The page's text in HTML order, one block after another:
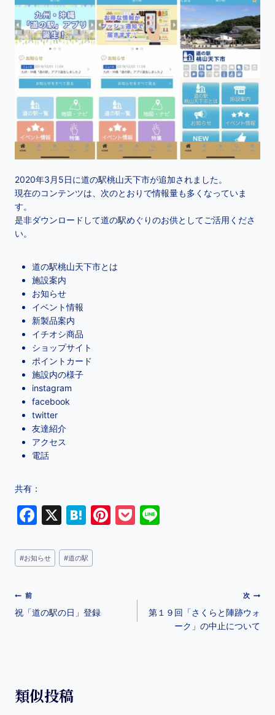
2020年3月5日に道の駅桃山天下市が追加されました。
現在のコンテンツは、次のとおりで情報量も多くなっていま
す。
是非ダウンロードして道の駅めぐりのお供としてご活用くださ
い。
道の駅桃山天下市とは
施設案内
お知らせ
イベント情報
新製品案内
イチオシ商品
ショップサイト
ポイントカード
施設内の様子
instagram
facebook
twitter
友達紹介
アクセス
電話
共有：
F
c
e
o
X
H
e
n
Pi P
et
#お知らせ #道の駅
前
祝「道の駅の日」登録
次
第１９回「さくらと陣跡ウォ
ーク」の中止について
類似投稿